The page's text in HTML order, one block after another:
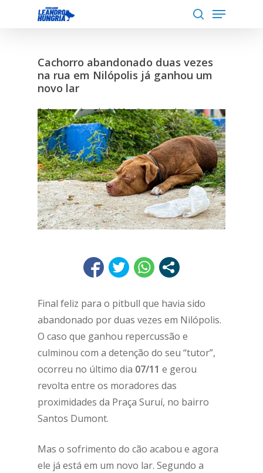
Menu
Cachorro abandonado duas vezes
na rua em Nilópolis já ganhou um
novo lar
5 de setembro de 2023 3 min read
Final feliz para o pitbull que havia sido
abandonado por duas vezes em Nilópolis.
O caso que ganhou repercussão e
culminou com a detenção do seu “tutor”,
ocorreu no último dia 07/11 e gerou
revolta entre os moradores das
proximidades da Praça Suruí, no bairro
Santos Dumont.
Mas o sofrimento do cão acabou e agora
ele já está em um novo lar. Segundo a